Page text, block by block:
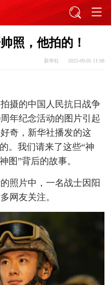
照，他拍的！
新华社 2025-09-05 11:08
摄的中国人民抗日战争
年纪念活动的图片引起
奇，新华社播发的这
。我们请来了这些“神
图”背后的故事。
照片中，一名战士因阳
网友关注。